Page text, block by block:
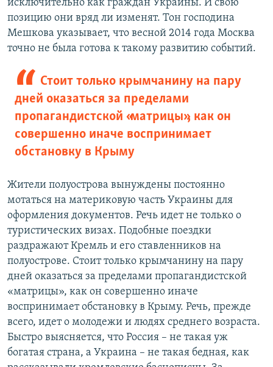
исключительно как граждан Украины. И свою
позицию они вряд ли изменят. Тон господина
Мешкова указывает, что весной 2014 года Москва
точно не была готова к такому развитию событий.
Стоит только крымчанину на пару
дней оказаться за пределами
пропагандистской «матрицы», как он
совершенно иначе воспринимает
обстановку в Крыму
Жители полуострова вынуждены постоянно
мотаться на материковую часть Украины для
оформления документов. Речь идет не только о
туристических визах. Подобные поездки
раздражают Кремль и его ставленников на
полуострове. Стоит только крымчанину на пару
дней оказаться за пределами пропагандистской
«матрицы», как он совершенно иначе
воспринимает обстановку в Крыму. Речь, прежде
всего, идет о молодежи и людях среднего возраста.
Быстро выясняется, что Россия – не такая уж
богатая страна, а Украина – не такая бедная, как